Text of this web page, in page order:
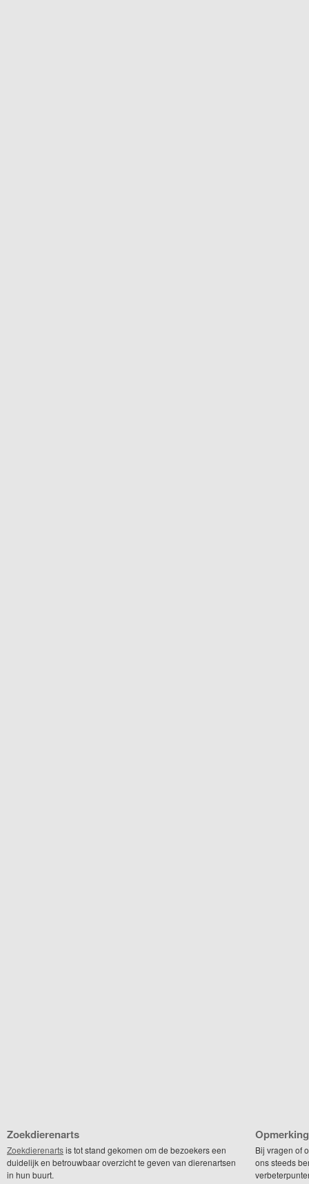
Zoekdierenarts
Zoekdierenartsis tot stand gekomen om de bezoekers een
duidelijk en betrouwbaar overzicht te geven van dierenartsen
in hun buurt.
Bij vragen of
ons steeds